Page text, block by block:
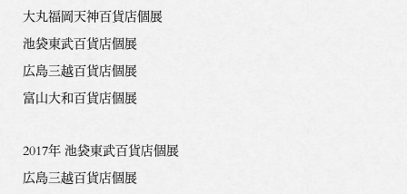
大丸福岡天神百貨店個展
池袋東武百貨店個展
広島三越百貨店個展
富山大和百貨店個展
2017年 池袋東武百貨店個展
広島三越百貨店個展